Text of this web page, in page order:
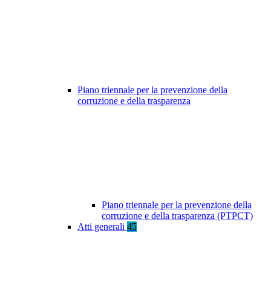
Piano triennale per la prevenzione della
corruzione e della trasparenza
Piano triennale per la prevenzione della
corruzione e della trasparenza (PTPCT)
Atti generali 45